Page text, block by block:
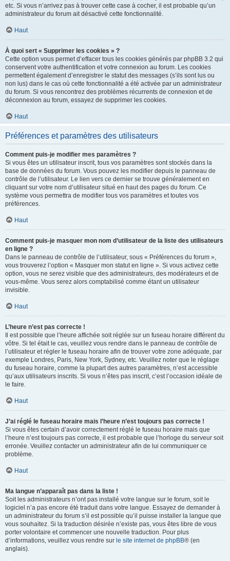
etc. Si vous n’arrivez pas à trouver cette case à cocher, il est probable qu’un
administrateur du forum ait désactivé cette fonctionnalité.
Haut
À quoi sert « Supprimer les cookies » ?
Cette option vous permet d’effacer tous les cookies générés par phpBB 3.2 qui
conservent votre authentification et votre connexion au forum. Les cookies
permettent également d’enregistrer le statut des messages (s’ils sont lus ou
non lus) dans le cas où cette fonctionnalité a été activée par un administrateur
du forum. Si vous rencontrez des problèmes récurrents de connexion et de
déconnexion au forum, essayez de supprimer les cookies.
Haut
Préférences et paramètres des utilisateurs
Comment puis-je modifier mes paramètres ?
Si vous êtes un utilisateur inscrit, tous vos paramètres sont stockés dans la
base de données du forum. Vous pouvez les modifier depuis le panneau de
contrôle de l’utilisateur. Le lien vers ce dernier se trouve généralement en
cliquant sur votre nom d’utilisateur situé en haut des pages du forum. Ce
système vous permettra de modifier tous vos paramètres et toutes vos
préférences.
Haut
Comment puis-je masquer mon nom d’utilisateur de la liste des utilisateurs
en ligne ?
Dans le panneau de contrôle de l’utilisateur, sous « Préférences du forum »,
vous trouverez l’option « Masquer mon statut en ligne ». Si vous activez cette
option, vous ne serez visible que des administrateurs, des modérateurs et de
vous-même. Vous serez alors comptabilisé comme étant un utilisateur
invisible.
Haut
L’heure n’est pas correcte !
Il est possible que l’heure affichée soit réglée sur un fuseau horaire différent du
vôtre. Si tel était le cas, veuillez vous rendre dans le panneau de contrôle de
l’utilisateur et régler le fuseau horaire afin de trouver votre zone adéquate, par
exemple Londres, Paris, New York, Sydney, etc. Veuillez noter que le réglage
du fuseau horaire, comme la plupart des autres paramètres, n’est accessible
qu’aux utilisateurs inscrits. Si vous n’êtes pas inscrit, c’est l’occasion idéale de
le faire.
Haut
J’ai réglé le fuseau horaire mais l’heure n’est toujours pas correcte !
Si vous êtes certain d’avoir correctement réglé le fuseau horaire mais que
l’heure n’est toujours pas correcte, il est probable que l’horloge du serveur soit
erronée. Veuillez contacter un administrateur afin de lui communiquer ce
problème.
Haut
Ma langue n’apparaît pas dans la liste !
Soit les administrateurs n’ont pas installé votre langue sur le forum, soit le
logiciel n’a pas encore été traduit dans votre langue. Essayez de demander à
un administrateur du forum s’il est possible qu’il puisse installer la langue que
vous souhaitez. Si la traduction désirée n’existe pas, vous êtes libre de vous
porter volontaire et commencer une nouvelle traduction. Pour plus
d’informations, veuillez vous rendre sur le site internet de phpBB® (en
anglais).